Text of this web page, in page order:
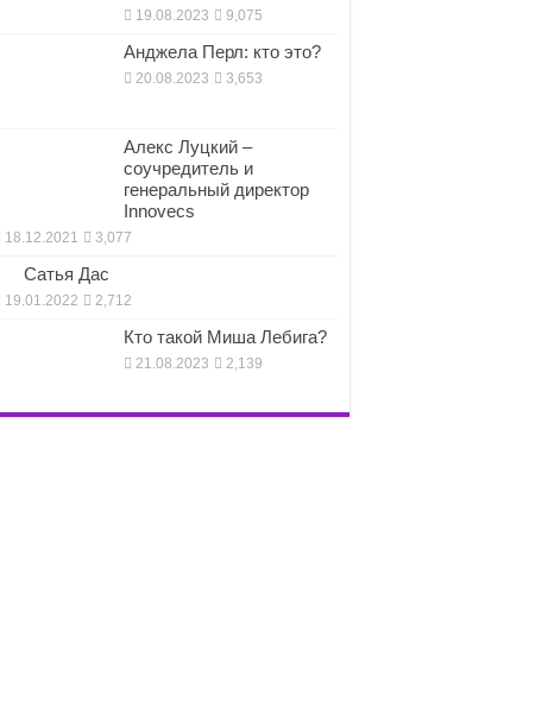
19.08.2023 9,075
Анджела Перл: кто это?
20.08.2023 3,653
Алекс Луцкий –
соучредитель и
генеральный директор
Innovecs
18.12.2021 3,077
Сатья Дас
19.01.2022 2,712
Кто такой Миша Лебига?
21.08.2023 2,139